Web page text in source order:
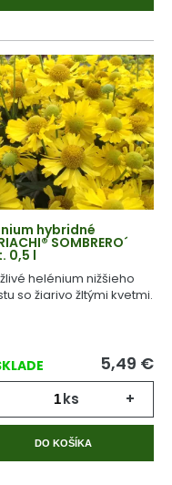
hybridné
SOMBRERO´
0,5 l
helénium nižšieho
so žiarivo žltými kvetmi.
5,49 €
ks +
DO KOŠÍKA